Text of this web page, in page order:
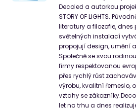
Decoled a autorkou
STORY OF LIGHTS.
literatury a filozofie,
světelných instalací
propojují design, umění
Společně se svou
firmy respektovanou
přes rychlý růst
výrobu, kvalitní řemeslo,
vztahy se
let na trhu a dnes